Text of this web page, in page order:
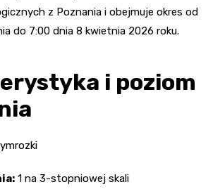
z Poznania i obejmuje okres od
do 7:00 dnia 8 kwietnia 2026 roku.
i poziom
1 na 3-stopniowej skali